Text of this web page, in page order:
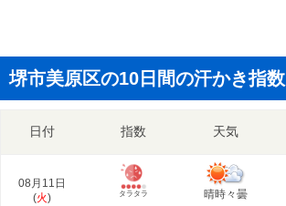
堺市美原区の10日間の汗かき指数
日付 指数 天気
08月11日
(火) タラタラ 晴時々曇